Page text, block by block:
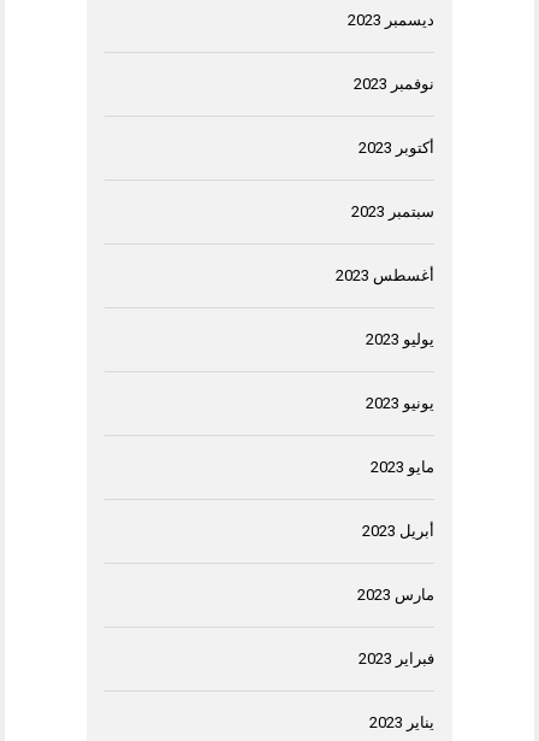
ديسمبر 2023
نوفمبر 2023
أكتوبر 2023
سبتمبر 2023
أغسطس 2023
يوليو 2023
يونيو 2023
مايو 2023
أبريل 2023
مارس 2023
فبراير 2023
يناير 2023